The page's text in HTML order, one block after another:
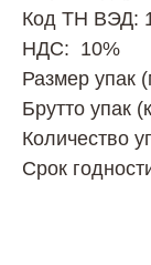
Код ТН ВЭД:
НДС: 10%
Размер упак
Брутто упак
Количество
Срок